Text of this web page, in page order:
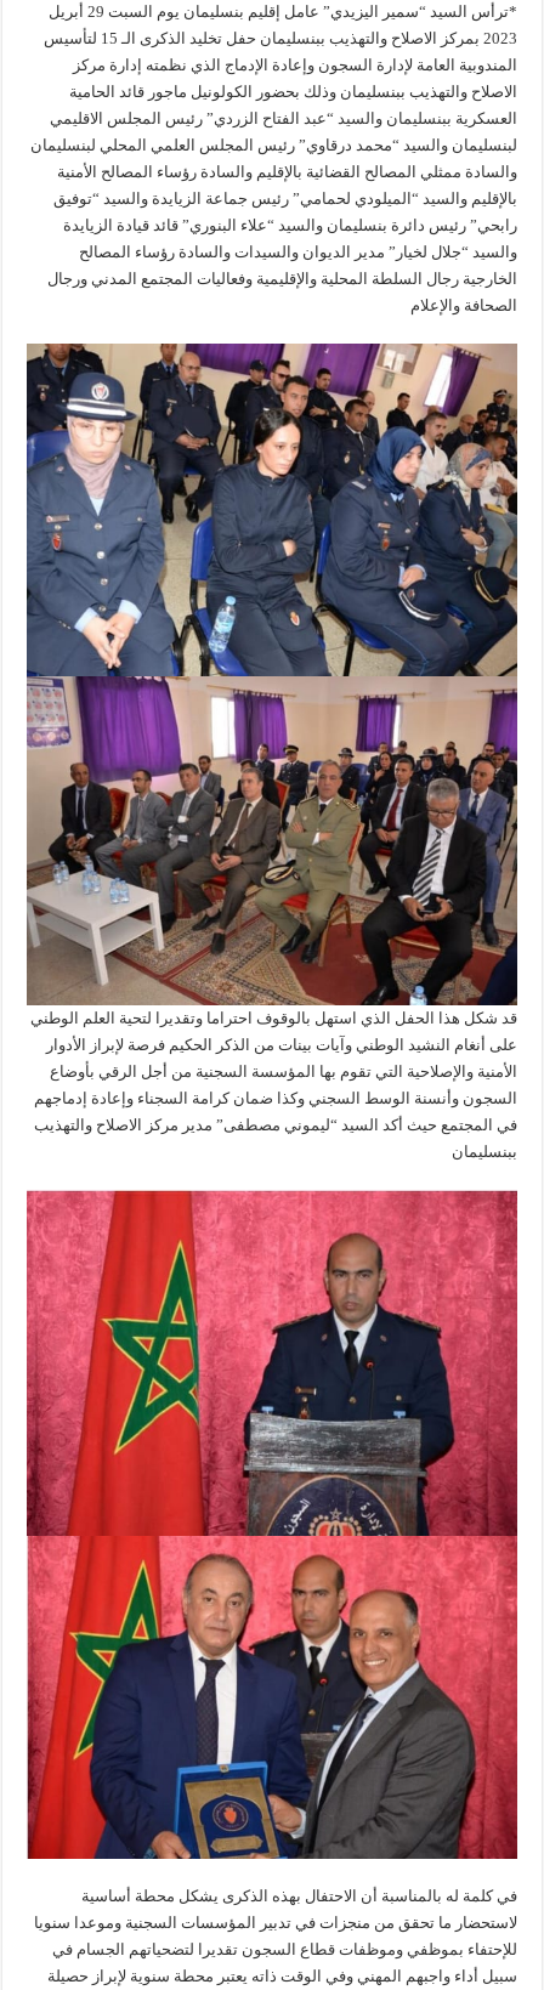
*ترأس السيد “سمير اليزيدي” عامل إقليم بنسليمان يوم السبت 29 أبريل
2023 بمركز الاصلاح والتهذيب ببنسليمان حفل تخليد الذكرى الـ 15 لتأسيس
المندوبية العامة لإدارة السجون وإعادة الإدماج الذي نظمته إدارة مركز
الاصلاح والتهذيب ببنسليمان وذلك بحضور الكولونيل ماجور قائد الحامية
العسكرية ببنسليمان والسيد “عبد الفتاح الزردي” رئيس المجلس الاقليمي
لبنسليمان والسيد “محمد درقاوي” رئيس المجلس العلمي المحلي لبنسليمان
والسادة ممثلي المصالح القضائية بالإقليم والسادة رؤساء المصالح الأمنية
بالإقليم والسيد “الميلودي لحمامي” رئيس جماعة الزيايدة والسيد “توفيق
رابحي” رئيس دائرة بنسليمان والسيد “علاء البنوري” قائد قيادة الزيايدة
والسيد “جلال لخيار” مدير الديوان والسيدات والسادة رؤساء المصالح
الخارجية رجال السلطة المحلية والإقليمية وفعاليات المجتمع المدني ورجال
الصحافة والإعلام
قد شكل هذا الحفل الذي استهل بالوقوف احتراما وتقديرا لتحية العلم الوطني
على أنغام النشيد الوطني وآيات بينات من الذكر الحكيم فرصة لإبراز الأدوار
الأمنية والإصلاحية التي تقوم بها المؤسسة السجنية من أجل الرقي بأوضاع
السجون وأنسنة الوسط السجني وكذا ضمان كرامة السجناء وإعادة إدماجهم
في المجتمع حيث أكد السيد “ليموني مصطفى” مدير مركز الاصلاح والتهذيب
ببنسليمان
في كلمة له بالمناسبة أن الاحتفال بهذه الذكرى يشكل محطة أساسية
لاستحضار ما تحقق من منجزات في تدبير المؤسسات السجنية وموعدا سنويا
للإحتفاء بموظفي وموظفات قطاع السجون تقديرا لتضحياتهم الجسام في
سبيل أداء واجبهم المهني وفي الوقت ذاته يعتبر محطة سنوية لإبراز حصيلة